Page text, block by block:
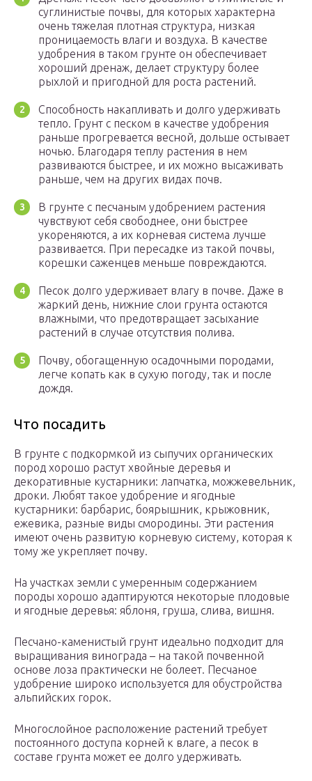
суглинистые почвы, для которых характерна
очень тяжелая плотная структура, низкая
проницаемость влаги и воздуха. В качестве
удобрения в таком грунте он обеспечивает
хороший дренаж, делает структуру более
рыхлой и пригодной для роста растений.
Способность накапливать и долго удерживать
тепло. Грунт с песком в качестве удобрения
раньше прогревается весной, дольше остывает
ночью. Благодаря теплу растения в нем
развиваются быстрее, и их можно высаживать
раньше, чем на других видах почв.
В грунте с песчаным удобрением растения
чувствуют себя свободнее, они быстрее
укореняются, а их корневая система лучше
развивается. При пересадке из такой почвы,
корешки саженцев меньше повреждаются.
Песок долго удерживает влагу в почве. Даже в
жаркий день, нижние слои грунта остаются
влажными, что предотвращает засыхание
растений в случае отсутствия полива.
Почву, обогащенную осадочными породами,
легче копать как в сухую погоду, так и после
дождя.
Что посадить
В грунте с подкормкой из сыпучих органических
пород хорошо растут хвойные деревья и
декоративные кустарники: лапчатка, можжевельник,
дроки. Любят такое удобрение и ягодные
кустарники: барбарис, боярышник, крыжовник,
ежевика, разные виды смородины. Эти растения
имеют очень развитую корневую систему, которая к
тому же укрепляет почву.
На участках земли с умеренным содержанием
породы хорошо адаптируются некоторые плодовые
и ягодные деревья: яблоня, груша, слива, вишня.
Песчано-каменистый грунт идеально подходит для
выращивания винограда – на такой почвенной
основе лоза практически не болеет. Песчаное
удобрение широко используется для обустройства
альпийских горок.
Многослойное расположение растений требует
постоянного доступа корней к влаге, а песок в
составе грунта может ее долго удерживать.